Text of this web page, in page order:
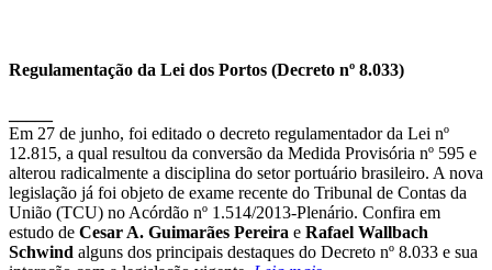
Regulamentação da Lei dos Portos (Decreto nº 8.033)
Em 27 de junho, foi editado o decreto regulamentador da Lei nº
12.815, a qual resultou da conversão da Medida Provisória nº 595 e
alterou radicalmente a disciplina do setor portuário brasileiro. A nova
legislação já foi objeto de exame recente do Tribunal de Contas da
União (TCU) no Acórdão nº 1.514/2013-Plenário. Confira em
estudo de Cesar A. Guimarães Pereira e Rafael Wallbach
Schwind alguns dos principais destaques do Decreto nº 8.033 e sua